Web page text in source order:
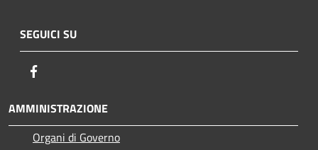
SEGUICI SU
AMMINISTRAZIONE
Organi di Governo